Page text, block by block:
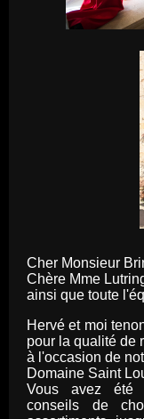
Cher Monsieur
Chère Mme
ainsi que toute
Hervé et moi
pour la qualité de
à l'occasion de
Domaine Saint
Vous avez été
conseils de